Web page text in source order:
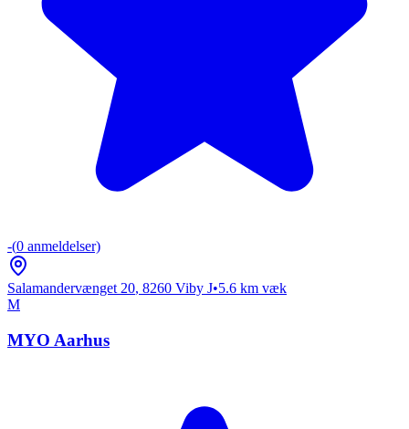
-(0 anmeldelser)
Salamandervænget 20, 8260 Viby J•5.6 km væk
M
MYO Aarhus